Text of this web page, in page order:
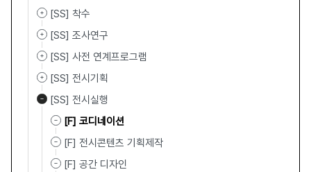
[SS] 착수
[SS] 조사연구
[SS] 사전 연계프로그램
[SS] 전시기획
[SS] 전시실행
[F] 코디네이션
[F] 전시콘텐츠 기획제작
[F] 공간 디자인